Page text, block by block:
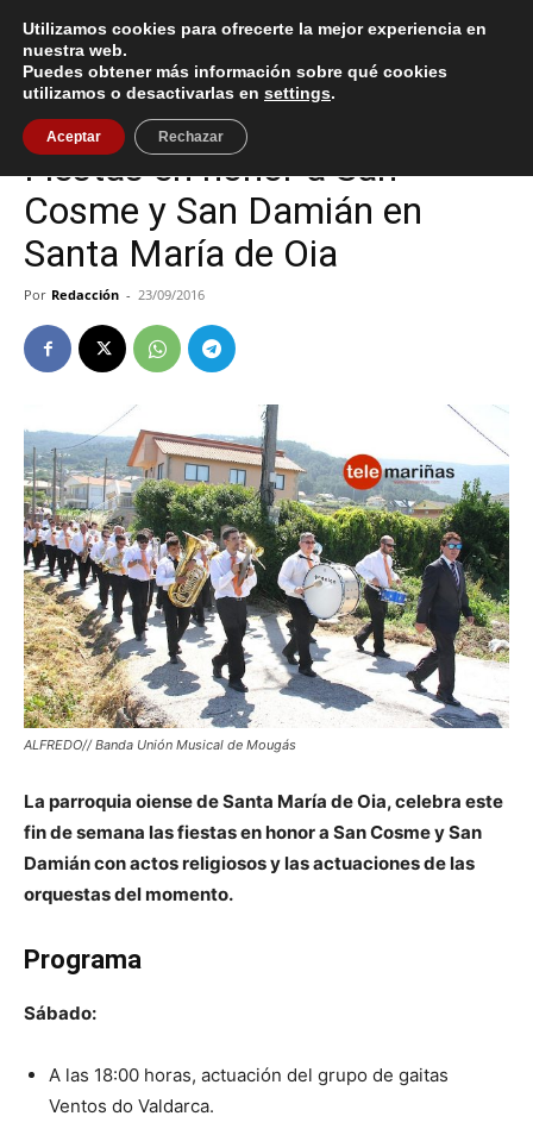
Inicio Cultura / Ocio
Cultura / Ocio Oia
Fiestas en honor a San
Cosme y San Damián en
Santa María de Oia
Por Redacción - 23/09/2016
ALFREDO// Banda Unión Musical de Mougás
La parroquia oiense de Santa María de Oia, celebra este
fin de semana las fiestas en honor a San Cosme y San
Damián con actos religiosos y las actuaciones de las
orquestas del momento.
Programa
Sábado:
A las 18:00 horas, actuación del grupo de gaitas
Ventos do Valdarca.
Utilizamos cookies para ofrecerte la mejor experiencia en
nuestra web.
Puedes obtener más información sobre qué cookies
utilizamos o desactivarlas en settings.
Aceptar Rechazar